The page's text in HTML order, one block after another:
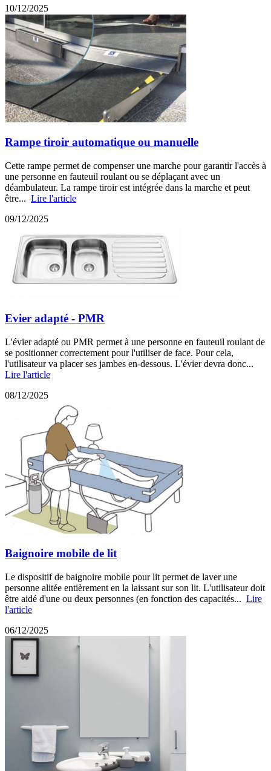
10/12/2025
Rampe tiroir automatique ou manuelle
Cette rampe permet de compenser une marche pour garantir l'accès à
une personne en fauteuil roulant ou se déplaçant avec un
déambulateur. La rampe tiroir est intégrée dans la marche et peut
être... Lire l'article
09/12/2025
Evier adapté - PMR
L'évier adapté ou PMR permet à une personne en fauteuil roulant de
se positionner correctement pour l'utiliser de face. Pour cela,
l'utilisateur va placer ses jambes en-dessous. L'évier devra donc...
Lire l'article
08/12/2025
Baignoire mobile de lit
Le dispositif de baignoire mobile pour lit permet de laver une
personne alitée entièrement en la laissant sur son lit. L'utilisateur doit
être aidé d'une ou deux personnes (en fonction des capacités... Lire
l'article
06/12/2025